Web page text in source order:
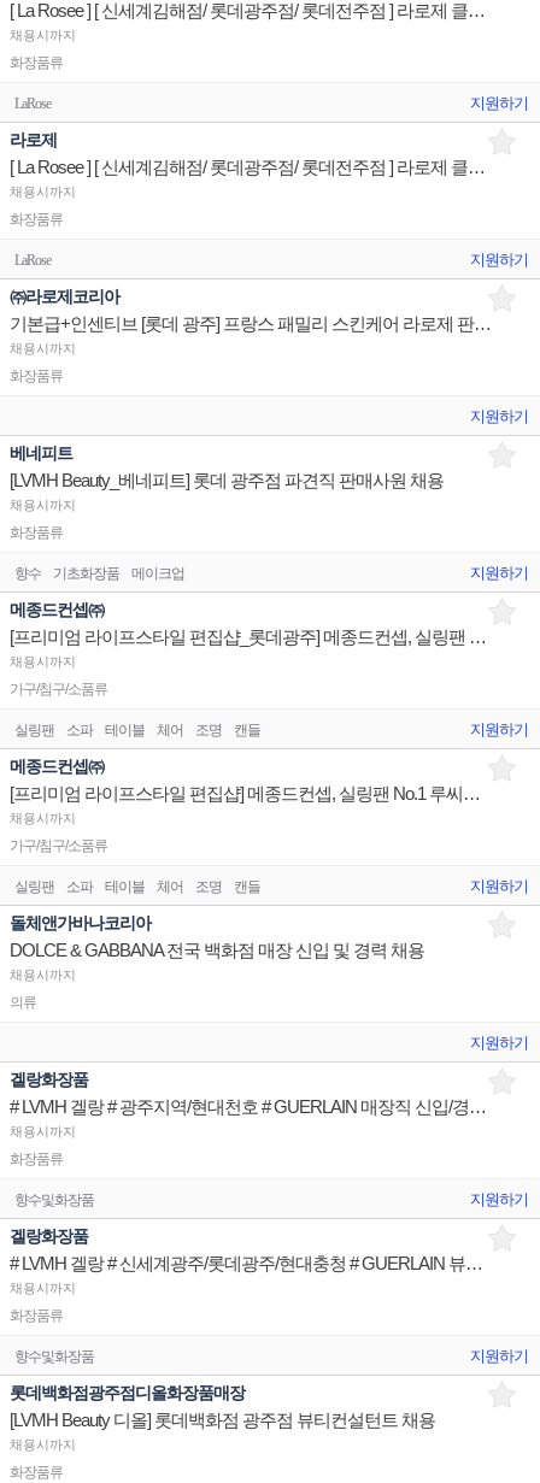
[ La Rosee ] [ 신세계김해점/ 롯데광주점/ 롯데전주점 ] 라로제 클린뷰티 세일즈스탭 판매전문직원
채용시까지
화장품류
LaRose 지원하기
라로제
[ La Rosee ] [ 신세계김해점/ 롯데광주점/ 롯데전주점 ] 라로제 클린뷰티 매장유지 판매전문직원
채용시까지
화장품류
LaRose 지원하기
㈜라로제코리아
기본급+인센티브 [롯데 광주] 프랑스 패밀리 스킨케어 라로제 판매사원 채용
채용시까지
화장품류
지원하기
베네피트
[LVMH Beauty_베네피트] 롯데 광주점 파견직 판매사원 채용
채용시까지
화장품류
향수 기초화장품 메이크업 지원하기
메종드컨셉㈜
[프리미엄 라이프스타일 편집샵_롯데광주] 메종드컨셉, 실링팬 No.1 루씨에어 큐레이터 상시채용
채용시까지
가구/침구/소품류
실링팬 소파 테이블 체어 조명 캔들 지원하기
메종드컨셉㈜
[프리미엄 라이프스타일 편집샵] 메종드컨셉, 실링팬 No.1 루씨에어 큐레이터 상시채용
채용시까지
가구/침구/소품류
실링팬 소파 테이블 체어 조명 캔들 지원하기
돌체앤가바나코리아
DOLCE & GABBANA 전국 백화점 매장 신입 및 경력 채용
채용시까지
의류
지원하기
겔랑화장품
# LVMH 겔랑 # 광주지역/현대천호 # GUERLAIN 매장직 신입/경력직
채용시까지
화장품류
향수및화장품 지원하기
겔랑화장품
# LVMH 겔랑 # 신세계광주/롯데광주/현대충청 # GUERLAIN 뷰티 consultant
채용시까지
화장품류
향수및화장품 지원하기
롯데백화점광주점디올화장품매장
[LVMH Beauty 디올] 롯데백화점 광주점 뷰티컨설턴트 채용
채용시까지
화장품류